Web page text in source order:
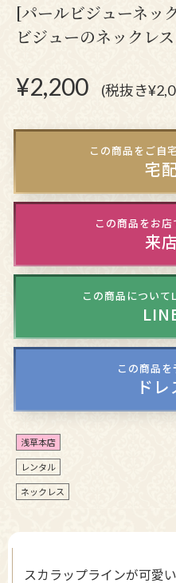
[パールビジューネッ
ビジューのネックレス
¥2,200 (税抜き
この商品をご自
宅
この商品をお
来
この商品につい
この商品
ド
浅草本店
レンタル
ネックレス
スカラップラインが可愛